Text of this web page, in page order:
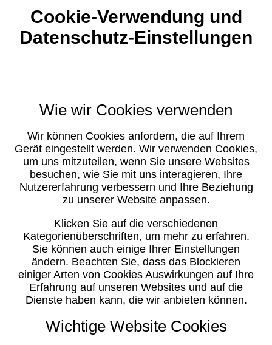
Cookie-Verwendung und
Datenschutz-Einstellungen
Wie wir Cookies verwenden
Wir können Cookies anfordern, die auf Ihrem
Gerät eingestellt werden. Wir verwenden Cookies,
um uns mitzuteilen, wenn Sie unsere Websites
besuchen, wie Sie mit uns interagieren, Ihre
Nutzererfahrung verbessern und Ihre Beziehung
zu unserer Website anpassen.
Klicken Sie auf die verschiedenen
Kategorienüberschriften, um mehr zu erfahren.
Sie können auch einige Ihrer Einstellungen
ändern. Beachten Sie, dass das Blockieren
einiger Arten von Cookies Auswirkungen auf Ihre
Erfahrung auf unseren Websites und auf die
Dienste haben kann, die wir anbieten können.
Wichtige Website Cookies